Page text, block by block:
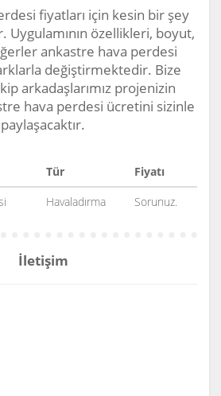
fiyatları için kesin bir şey
Uygulamının özellikleri, boyut,
ankastre hava perdesi
değiştirmektedir. Bize
arkadaşlarımız projenizin
hava perdesi ücretini sizinle
paylaşacaktır.
Tür
Fiyatı
Havaladırma Sorunuz.
İletişim